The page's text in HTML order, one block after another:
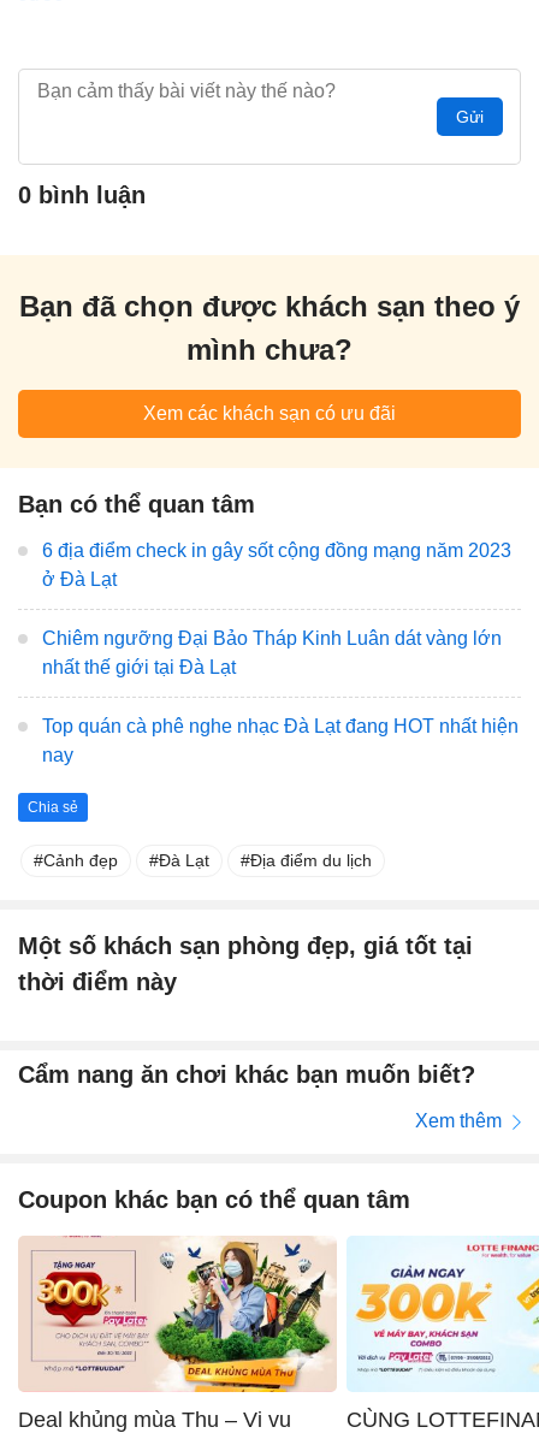
Gửi
0 bình luận
Bạn đã chọn được khách sạn theo ý
mình chưa?
Xem các khách sạn có ưu đãi
Bạn có thể quan tâm
6 địa điểm check in gây sốt cộng đồng mạng năm 2023
ở Đà Lạt
Chiêm ngưỡng Đại Bảo Tháp Kinh Luân dát vàng lớn
nhất thế giới tại Đà Lạt
Top quán cà phê nghe nhạc Đà Lạt đang HOT nhất hiện
nay
Chia sẻ
Cảnh đẹp Đà Lạt Địa điểm du lịch
Một số khách sạn phòng đẹp, giá tốt tại
thời điểm này
Cẩm nang ăn chơi khác bạn muốn biết?
Xem thêm
Coupon khác bạn có thể quan tâm
Deal khủng mùa Thu – Vi vu
CÙNG